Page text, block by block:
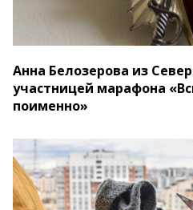
Анна Белозерова из
участницей марафона
поименно»